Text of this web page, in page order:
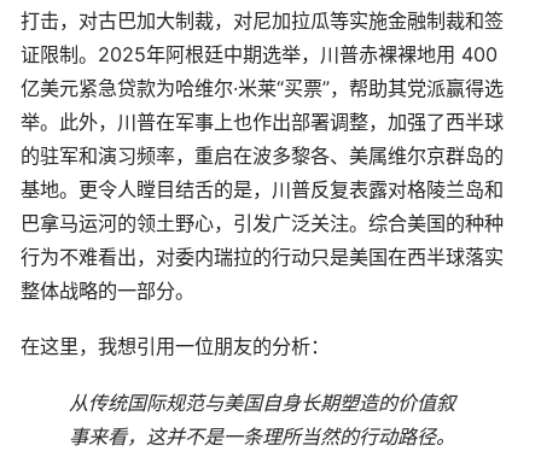
打击，对古巴加大制裁，对尼加拉瓜等实施金融制裁和签
证限制。2025年阿根廷中期选举，川普赤裸裸地用 400
亿美元紧急贷款为哈维尔·米莱“买票”，帮助其党派赢得选
举。此外，川普在军事上也作出部署调整，加强了西半球
的驻军和演习频率，重启在波多黎各、美属维尔京群岛的
基地。更令人瞠目结舌的是，川普反复表露对格陵兰岛和
巴拿马运河的领土野心，引发广泛关注。综合美国的种种
行为不难看出，对委内瑞拉的行动只是美国在西半球落实
整体战略的一部分。
在这里，我想引用一位朋友的分析：
从传统国际规范与美国自身长期塑造的价值叙
事来看，这并不是一条理所当然的行动路径。